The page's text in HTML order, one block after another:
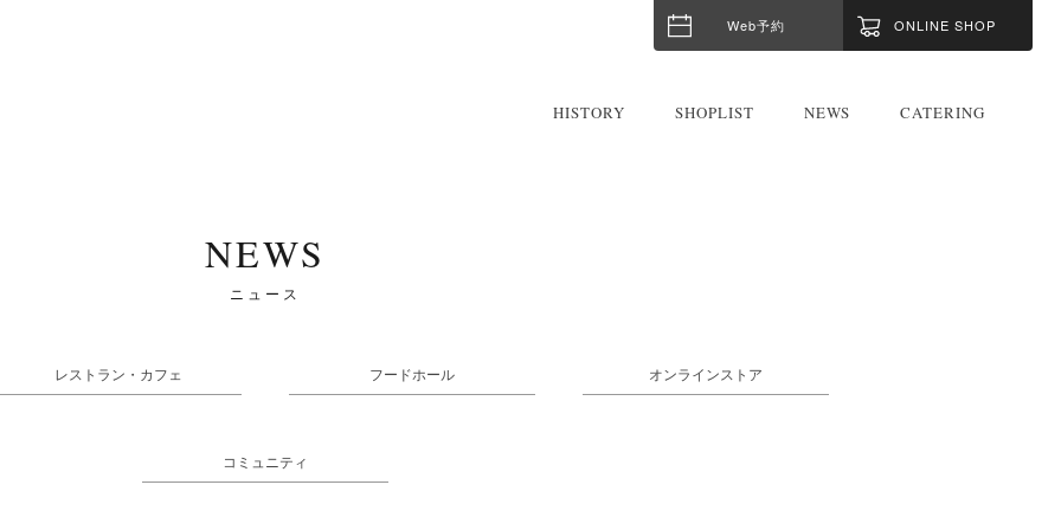
ONLINE SHOP
Web予約
HISTORY SHOPLIST NEWS CATERING
NEWS
ニュース
レストラン・カフェ フードホール オンラインストア
コミュニティ